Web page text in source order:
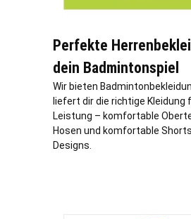
Perfekte
dein Badmintonspiel
Wir bieten
liefert dir die richtige Kleidung
Leistung – komfortable
Hosen und komfortable
Designs.